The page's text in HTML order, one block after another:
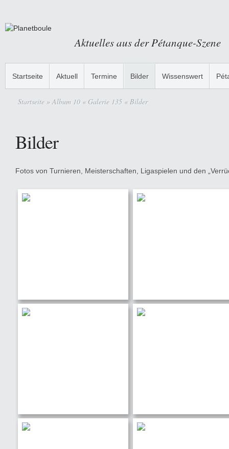
Aktuelles aus der Pétanque-Szene
Startseite Aktuell Termine Bilder Wissenswert
Startseite » Album 10 « Galerie 135 « Bilder
Bilder
Fotos von Turnieren, Meisterschaften, Ligaspielen und den